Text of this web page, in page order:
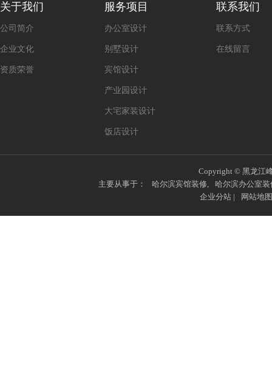
关于我们
公司简介
企业文化
资质荣誉
服务项目
办公室设计
别墅设计
宾馆设计
产业园设计
大宅家装设计
饭店设计
联系我们
联系方式
在线留言
Copyright © 黑龙江
主要从事于：
哈尔滨宾馆装修,
哈尔滨办公室装
企业分站| 网站地图